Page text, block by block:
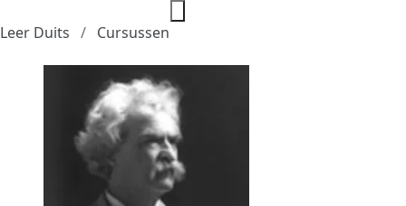
Leer Duits Cursussen